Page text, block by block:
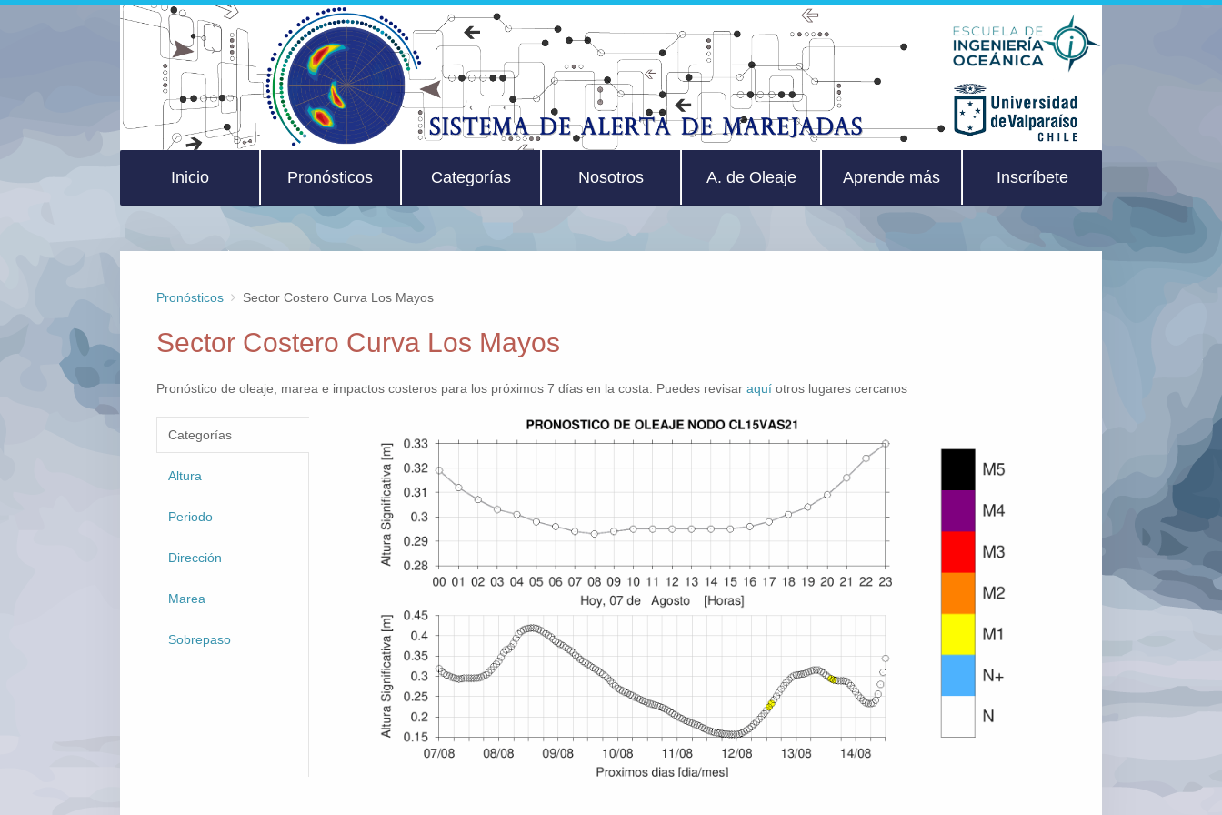
Inicio Pronósticos Categorías Nosotros A. de Oleaje Aprende más Inscríbete
Pronósticos Sector Costero Curva Los Mayos
Sector Costero Curva Los Mayos
Pronóstico de oleaje, marea e impactos costeros para los próximos 7 días en la costa. Puedes revisar aquí otros lugares cercanos
Categorías
Altura
Periodo
Dirección
Marea
Sobrepaso